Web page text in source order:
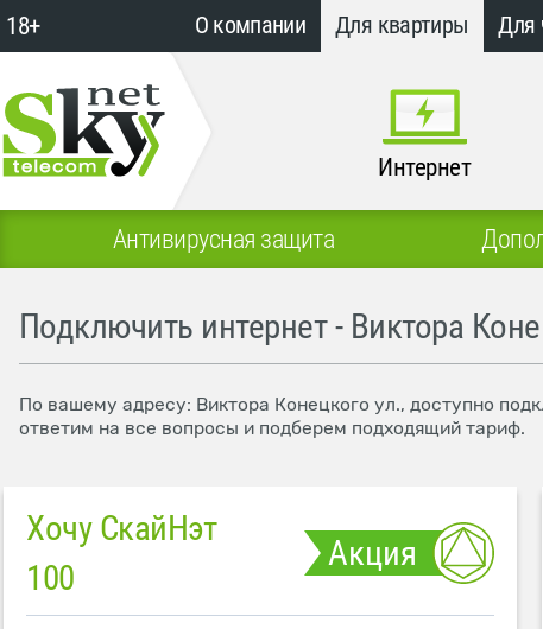
18+ О компании Для квартиры Для
Интернет
Антивирусная защита
Подключить интернет - Виктора
По вашему адресу: Виктора Конецкого ул., доступно
ответим на все вопросы и подберем подходящий тариф.
Хочу СкайНэт
100
Акция